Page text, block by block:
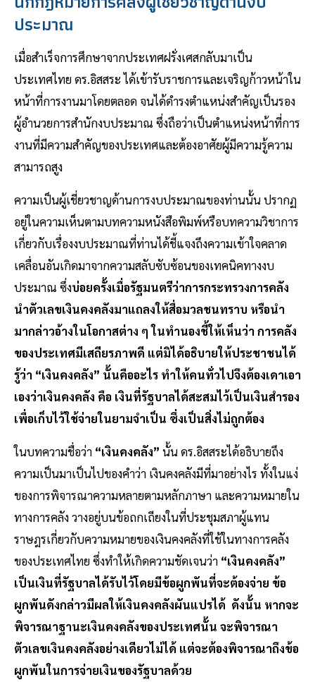
ประมาณ
เมื่อสำเร็จการศึกษาจากประเทศฝรั่งเศสกลับมาเป็น
ประเทศไทย ดร.อิสสระ ได้เข้ารับราชการและเจริญก้าวหน้าใน
หน้าที่การงานมาโดยตลอด จนได้ดำรงตำแหน่งสำคัญเป็นรอง
ผู้อำนวยการสำนักงบประมาณ ซึ่งถือว่าเป็นตำแหน่งหน้าที่การ
งานที่มีความสำคัญของประเทศและต้องอาศัยผู้มีความรู้ความ
สามารถสูง
ความเป็นผู้เชี่ยวชาญด้านการงบประมาณของท่านนั้น ปรากฏ
อยู่ในความเห็นตามบทความหนังสือพิมพ์หรือบทความวิชาการ
เกี่ยวกับเรื่องงบประมาณที่ท่านได้ชี้แจงถึงความเข้าใจคลาด
เคลื่อนอันเกิดมาจากความสลับซับซ้อนของเทคนิคทางงบ
ประมาณ ซึ่งบ่อยครั้งเมื่อรัฐมนตรีว่าการกระทรวงการคลัง
นำตัวเลขเงินคงคลังมาแถลงให้สื่อมวลชนทราบ หรือนำ
มากล่าวอ้างในโอกาสต่าง ๆ ในทำนองชี้ให้เห็นว่า การคลัง
ของประเทศมีเสถียรภาพดี แต่มิได้อธิบายให้ประชาชนได้
รู้ว่า “เงินคงคลัง” นั้นคืออะไร ทำให้คนทั่วไปจึงต้องเดาเอา
เองว่าเงินคงคลัง คือ เงินที่รัฐบาลได้สะสมไว้เป็นเงินสำรอง
เพื่อเก็บไว้ใช้จ่ายในยามจำเป็น ซึ่งเป็นสิ่งไม่ถูกต้อง
ในบทความชื่อว่า “เงินคงคลัง” นั้น ดร.อิสสระได้อธิบายถึง
ความเป็นมาเป็นไปของคำว่า เงินคงคลังมีที่มาอย่างไร ทั้งในแง่
ของการพิจารณาความหลายตามหลักภาษา และความหมายใน
ทางการคลัง วางอยู่บนข้อถกเถียงในที่ประชุมสภาผู้แทน
ราษฎรเกี่ยวกับความหมายของเงินคงคลังที่ใช้ในทางการคลัง
ของประเทศไทย ซึ่งทำให้เกิดความชัดเจนว่า “เงินคงคลัง”
เป็นเงินที่รัฐบาลได้รับไว้โดยมีข้อผูกพันที่จะต้องจ่าย ข้อ
ผูกพันดังกล่าวมีผลให้เงินคงคลังผันแปรได้ ดังนั้น หากจะ
พิจารณาฐานะเงินคงคลังของประเทศนั้น จะพิจารณา
ตัวเลขเงินคงคลังอย่างเดียวไม่ได้ แต่จะต้องพิจารณาถึงข้อ
ผูกพันในการจ่ายเงินของรัฐบาลด้วย